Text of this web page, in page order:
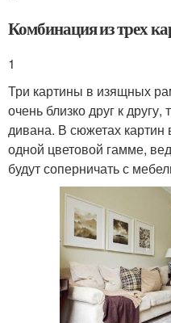
Комбинация из трех
1
Три картины в изящных
очень близко друг к
дивана. В сюжетах
одной цветовой гамме,
будут соперничать с